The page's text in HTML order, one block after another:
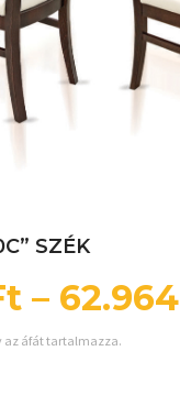
SZÉK
– 62.964
az áfát tartalmazza.